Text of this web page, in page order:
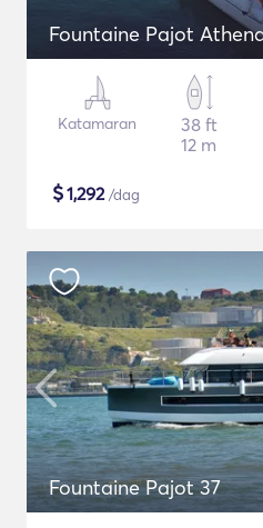
Fountaine Pajot
Katamaran
38 ft
12 m
$1,292/dag
Fountaine Pajot 37